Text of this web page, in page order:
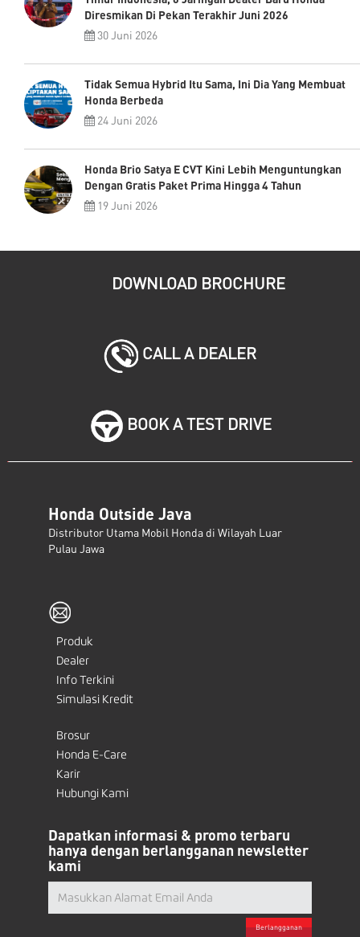
Diresmikan Di Pekan Terakhir Juni 2026
30 Juni 2026
Tidak Semua Hybrid Itu Sama, Ini Dia Yang Membuat
Honda Berbeda
24 Juni 2026
Honda Brio Satya E CVT Kini Lebih Menguntungkan
Dengan Gratis Paket Prima Hingga 4 Tahun
19 Juni 2026
DOWNLOAD BROCHURE
CALL A DEALER
BOOK A TEST DRIVE
Honda Outside Java
Distributor Utama Mobil Honda di Wilayah Luar
Pulau Jawa
Produk
Dealer
Info Terkini
Simulasi Kredit
Brosur
Honda E-Care
Karir
Hubungi Kami
Dapatkan informasi & promo terbaru
hanya dengan berlangganan newsletter
kami
Berlangganan